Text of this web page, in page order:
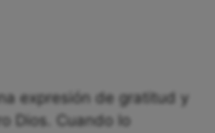
expresión de gratitud y
Dios. Cuando lo